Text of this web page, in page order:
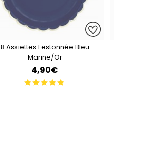
8 Assiettes Festonnée Bleu
Marine/Or
4,90€